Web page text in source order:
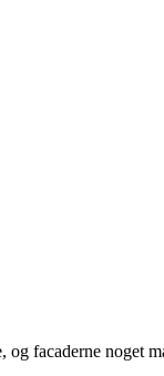
facaderne noget